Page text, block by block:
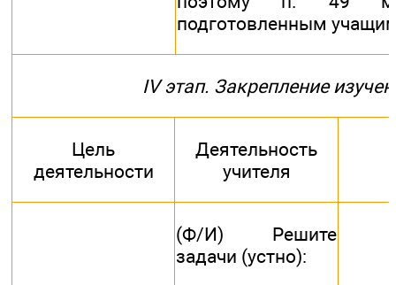
подготовленным
IV этап. Закрепление
Цель
деятельности
Деятельность
учителя
(Ф/И) Решите
задачи (устно):